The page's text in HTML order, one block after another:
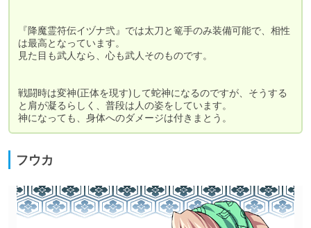
『降魔霊符伝イヅナ弐』では太刀と篭手のみ装備可能で、相性
は最高となっています。
見た目も武人なら、心も武人そのものです。
戦闘時は変神(正体を現す)して蛇神になるのですが、そうする
と肩が凝るらしく、普段は人の姿をしています。
神になっても、身体へのダメージは付きまとう。
フウカ